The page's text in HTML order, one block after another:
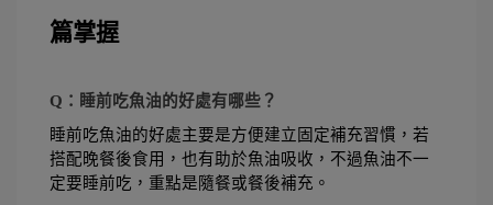
篇掌握
Q：睡前吃魚油的好處有哪些？
睡前吃魚油的好處主要是方便建立固定補充習慣，若
搭配晚餐後食用，也有助於魚油吸收，不過魚油不一
定要睡前吃，重點是隨餐或餐後補充。